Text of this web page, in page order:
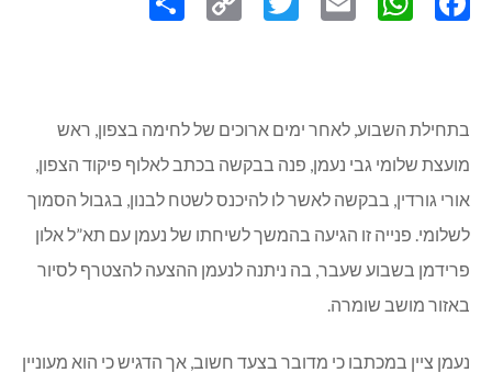
בתחילת השבוע, לאחר ימים ארוכים של לחימה בצפון, ראש
מועצת שלומי גבי נעמן, פנה בבקשה בכתב לאלוף פיקוד הצפון,
אורי גורדין, בבקשה לאשר לו להיכנס לשטח לבנון, בגבול הסמוך
לשלומי. פנייה זו הגיעה בהמשך לשיחתו של נעמן עם תא”ל אלון
פרידמן בשבוע שעבר, בה ניתנה לנעמן ההצעה להצטרף לסיור
באזור מושב שומרה.
נעמן ציין במכתבו כי מדובר בצעד חשוב, אך הדגיש כי הוא מעוניין